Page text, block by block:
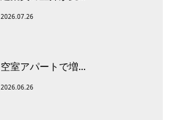
2026.07.26
空室アパートで増...
2026.06.26